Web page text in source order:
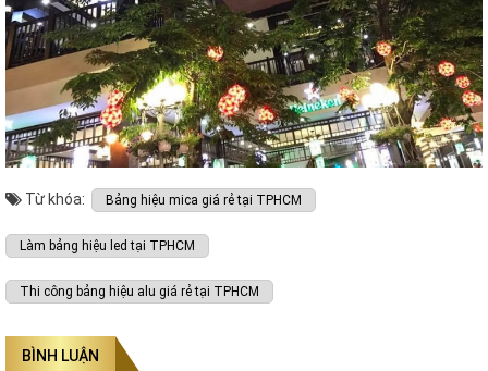
Từ khóa: Bảng hiệu mica giá rẻ tại TPHCM
Làm bảng hiệu led tại TPHCM
Thi công bảng hiệu alu giá rẻ tại TPHCM
BÌNH LUẬN